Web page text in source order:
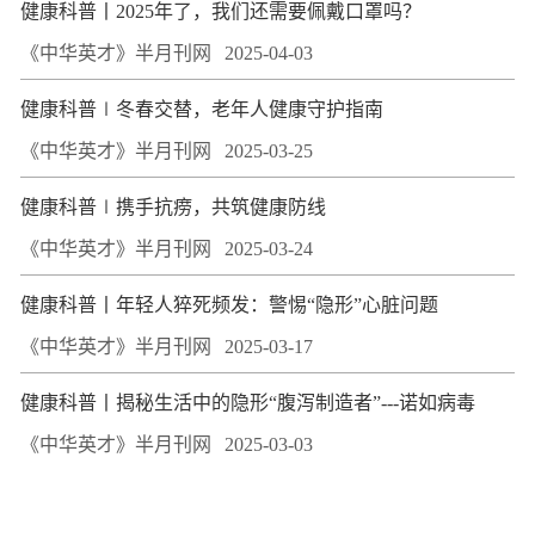
健康科普丨2025年了，我们还需要佩戴口罩吗？
《中华英才》半月刊网 2025-04-03
健康科普∣冬春交替，老年人健康守护指南
《中华英才》半月刊网 2025-03-25
健康科普∣携手抗痨，共筑健康防线
《中华英才》半月刊网 2025-03-24
《中华英才》半月刊网 2025-03-17
健康科普丨揭秘生活中的隐形“腹泻制造者”---诺如病毒
《中华英才》半月刊网 2025-03-03